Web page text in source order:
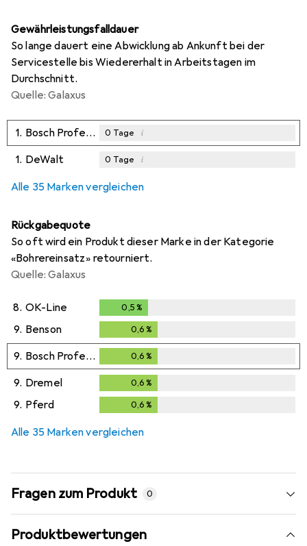
Gewährleistungsfalldauer
So lange dauert eine Abwicklung ab Ankunft bei der
Servicestelle bis Wiedererhalt in Arbeitstagen im
Durchschnitt.
Quelle: Galaxus
1. Bosch Professional Zubehör 0 Tage i
1. DeWalt 0 Tage i
Alle 35 Marken vergleichen
Rückgabequote
So oft wird ein Produkt dieser Marke in der Kategorie
«Bohrereinsatz» retourniert.
Quelle: Galaxus
8. OK-Line 0,5 %
9. Benson 0,6 %
9. Bosch Professional Zubehör 0,6 %
9. Dremel 0,6 %
9. Pferd 0,6 %
Alle 35 Marken vergleichen
Fragen zum Produkt 0
Produktbewertungen